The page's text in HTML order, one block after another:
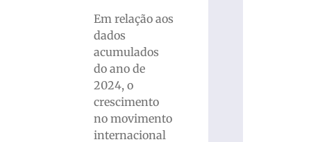
Em relação aos
dados
acumulados
do ano de
2024, o
crescimento
no movimento
internacional